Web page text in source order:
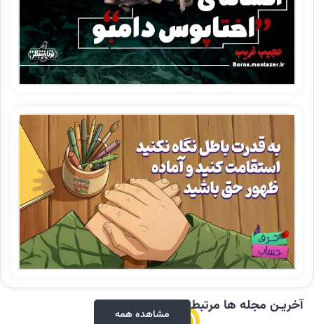
آخریـن مجله ها مرتبط مشاهده همه